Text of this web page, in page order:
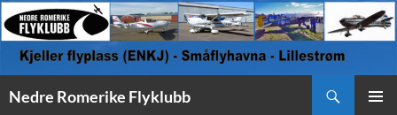
Nedre Romerike Flyklubb